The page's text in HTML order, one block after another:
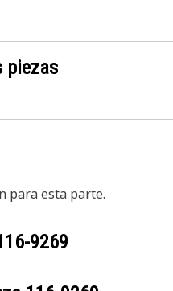
piezas
para esta parte.
9269